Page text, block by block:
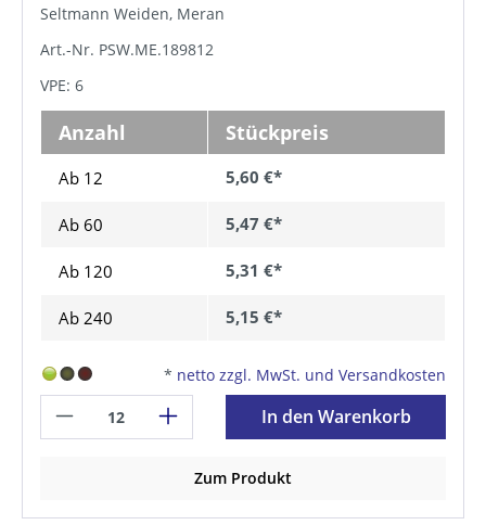
Seltmann Weiden, Meran
Art.-Nr. PSW.ME.189812
VPE: 6
Anzahl Stückpreis
Ab 12 5,60 €*
Ab 60 5,47 €*
Ab 120 5,31 €*
Ab 240 5,15 €*
* netto zzgl. MwSt. und Versandkosten
In den Warenkorb
Zum Produkt